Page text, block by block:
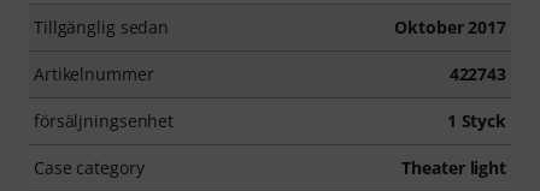
Tillgänglig sedan Oktober 2017
Artikelnummer 422743
försäljningsenhet 1 Styck
Case category Theater light